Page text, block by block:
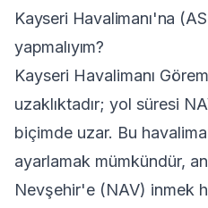
Kayseri Havalimanı'na
yapmalıyım?
Kayseri Havalimanı
uzaklıktadır; yol süresi
biçimde uzar. Bu
ayarlamak mümkündür,
Nevşehir'e (NAV) inmek